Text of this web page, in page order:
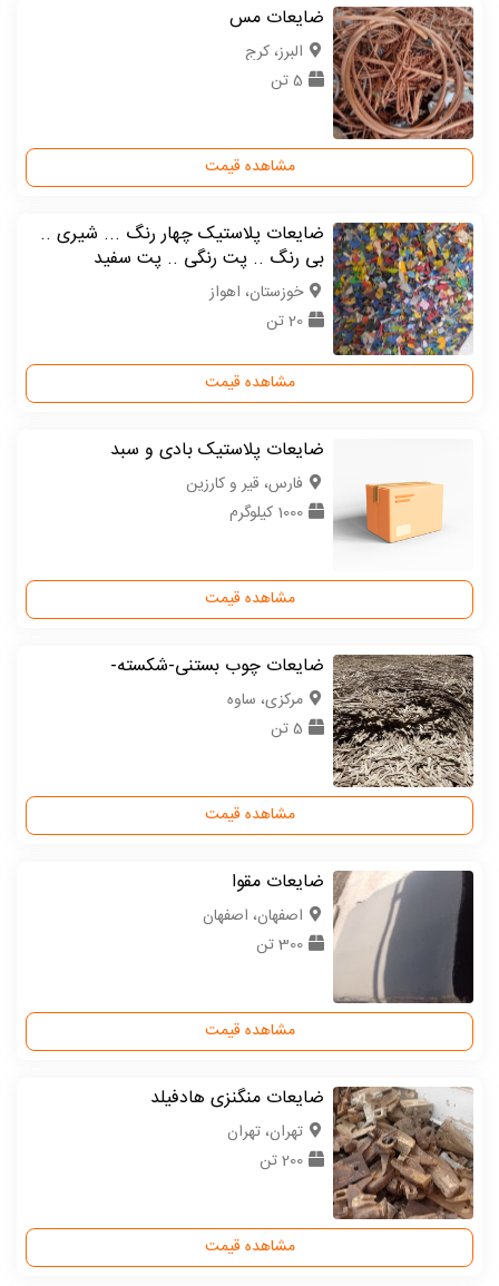
ضایعات مس
البرز، کرج
5 تن
مشاهده قیمت
ضایعات پلاستیک چهار رنگ ... شیری ..
بی رنگ .. پت رنگی .. پت سفید
خوزستان، اهواز
20 تن
مشاهده قیمت
ضایعات پلاستیک بادی و سبد
فارس، قیر و کارزین
1000 کیلوگرم
مشاهده قیمت
ضایعات چوب بستنی-شکسته-
مركزی، ساوه
5 تن
مشاهده قیمت
ضایعات مقوا
اصفهان، اصفهان
300 تن
مشاهده قیمت
ضایعات منگنزی هادفیلد
تهران، تهران
200 تن
مشاهده قیمت